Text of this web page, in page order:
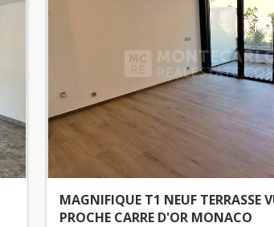
MAGNIFIQUE T1 NEUF TERRASSE
PROCHE CARRE D'OR MONACO